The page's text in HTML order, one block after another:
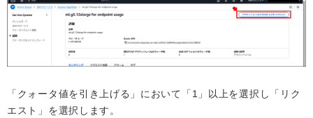
「クォータ値を引き上げる」において「1」以上を選択し「リク
エスト」を選択します。